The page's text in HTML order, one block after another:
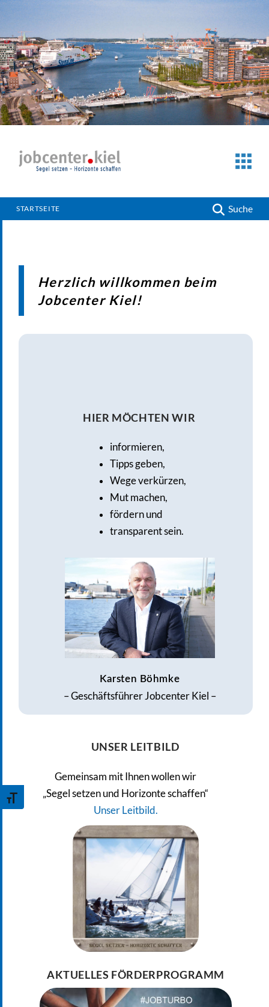
Toggle Font size
STARTSEITE Suche
Herzlich willkommen beim
Jobcenter Kiel!
HIER MÖCHTEN WIR
informieren,
Tipps geben,
Wege verkürzen,
Mut machen,
fördern und
transparent sein.
Karsten Böhmke
– Geschäftsführer Jobcenter Kiel –
AKTUELLES FÖRDERPROGRAMM
Gemeinsam mit Ihnen wollen wir
„Segel setzen und Horizonte schaffen“
Unser Leitbild.
UNSER LEITBILD